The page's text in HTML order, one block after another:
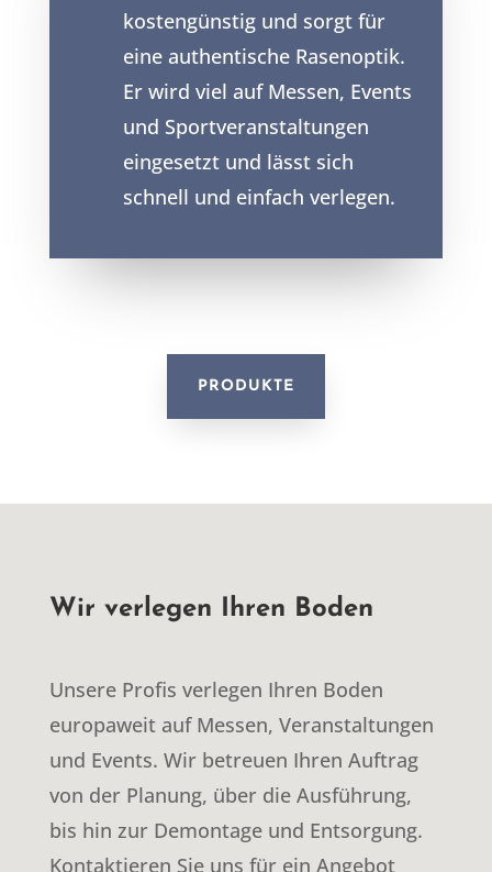
kostengünstig und sorgt für
eine authentische Rasenoptik.
Er wird viel auf Messen, Events
und Sportveranstaltungen
eingesetzt und lässt sich
schnell und einfach verlegen.
PRODUKTE
Wir verlegen Ihren Boden
Unsere Profis verlegen Ihren Boden
europaweit auf Messen, Veranstaltungen
und Events. Wir betreuen Ihren Auftrag
von der Planung, über die Ausführung,
bis hin zur Demontage und Entsorgung.
Kontaktieren Sie uns für ein Angebot